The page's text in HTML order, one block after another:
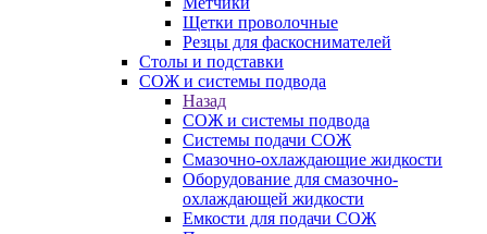
Щетки проволочные
Резцы для фаскоснимателей
Столы и подставки
СОЖ и системы подвода
Назад
СОЖ и системы подвода
Системы подачи СОЖ
Смазочно-охлаждающие жидкости
Оборудование для смазочно-
охлаждающей жидкости
Емкости для подачи СОЖ